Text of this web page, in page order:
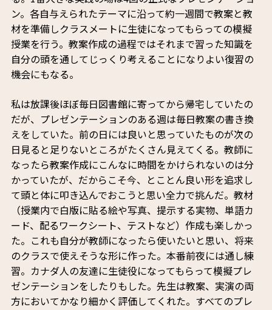
ン。各自与えられたテーマに沿って約一週間で教案と教
材を準備しクラスメートに生徒になってもらっての模擬
授業を行う。教案作成の過程ではそれまで習った知識を
自分の頭を通してじっくり考えることになりよい復習の
機会にもなる。
私は放課後ほぼ毎日図書館に寄ってから帰宅していたの
だが、プレゼンテーションのある週は毎日教案の書き換
えをしていた。前の日には良いと思っていたものが次の
日見ると足りないところがたくさん見えてくる。教師に
なったら教案作成にこんなに時間をかけられないのは分
かっていたが、だからこそ今、とことん良い形を追求し
て頭と体に叩き込んでおこうと思い全力で挑んだ。教材
（授業内で白版に貼る絵や写真、提示する実物、単語カ
ード、配るワークシート、テストなど）作成も楽しかっ
た。これも自分が教師になったら使いたいと思い、将来
のクラスで使えそうな形に作った。本番前夜には通し練
習。カナダ人の友達に生徒役になってもらって模擬プレ
ゼンテーションをしたりもした。先生は教案、実演の両
方においてかなり細かく評価してくれた。すべてのプレ